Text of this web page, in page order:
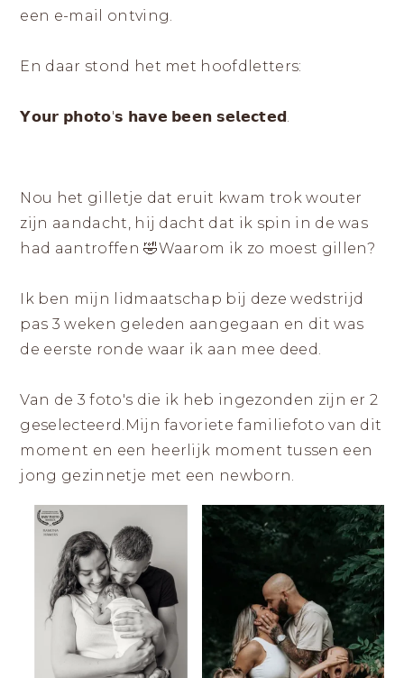
een e-mail ontving.
En daar stond het met hoofdletters:
𝗬𝗼𝘂𝗿 𝗽𝗵𝗼𝘁𝗼'𝘀 𝗵𝗮𝘃𝗲 𝗯𝗲𝗲𝗻 𝘀𝗲𝗹𝗲𝗰𝘁𝗲𝗱.
Nou het gilletje dat eruit kwam trok wouter
zijn aandacht, hij dacht dat ik spin in de was
had aantroffen 🤣Waarom ik zo moest gillen?
Ik ben mijn lidmaatschap bij deze wedstrijd
pas 3 weken geleden aangegaan en dit was
de eerste ronde waar ik aan mee deed.
Van de 3 foto's die ik heb ingezonden zijn er 2
geselecteerd.Mijn favoriete familiefoto van dit
moment en een heerlijk moment tussen een
jong gezinnetje met een newborn.